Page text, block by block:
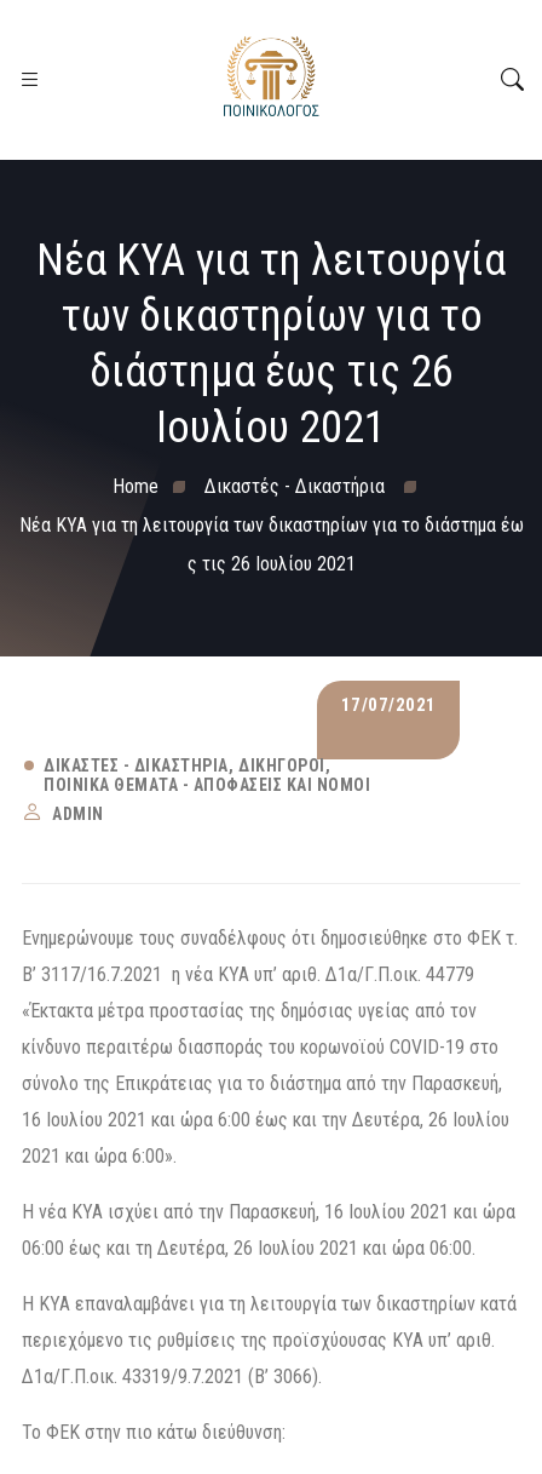
Νέα ΚΥΑ για τη λειτουργία
των δικαστηρίων για το
διάστημα έως τις 26
Ιουλίου 2021
Home
Δικαστές - Δικαστήρια
Νέα ΚΥΑ για τη λειτουργία των δικαστηρίων για το διάστημα έω
ς τις 26 Ιουλίου 2021
17/07/2021
ΔΙΚΑΣΤΈΣ - ΔΙΚΑΣΤΉΡΙΑ
ΔΙΚΗΓΌΡΟΙ
ΠΟΙΝΙΚΆ ΘΈΜΑΤΑ - ΑΠΟΦΆΣΕΙΣ ΚΑΙ ΝΌΜΟΙ
ADMIN
Ενημερώνουμε τους συναδέλφους ότι δημοσιεύθηκε στο ΦΕΚ τ.
Β’ 3117/16.7.2021 η νέα ΚΥΑ υπ’ αριθ. Δ1α/Γ.Π.οικ. 44779
«Έκτακτα μέτρα προστασίας της δημόσιας υγείας από τον
κίνδυνο περαιτέρω διασποράς του κορωνοϊού COVID-19 στο
σύνολο της Επικράτειας για το διάστημα από την Παρασκευή,
16 Ιουλίου 2021 και ώρα 6:00 έως και την Δευτέρα, 26 Ιουλίου
2021 και ώρα 6:00».
Η νέα ΚΥΑ ισχύει από την Παρασκευή, 16 Ιουλίου 2021 και ώρα
06:00 έως και τη Δευτέρα, 26 Ιουλίου 2021 και ώρα 06:00.
Η ΚΥΑ επαναλαμβάνει για τη λειτουργία των δικαστηρίων κατά
περιεχόμενο τις ρυθμίσεις της προϊσχύουσας ΚΥΑ υπ’ αριθ.
Δ1α/Γ.Π.οικ. 43319/9.7.2021 (Β’ 3066).
Το ΦΕΚ στην πιο κάτω διεύθυνση: